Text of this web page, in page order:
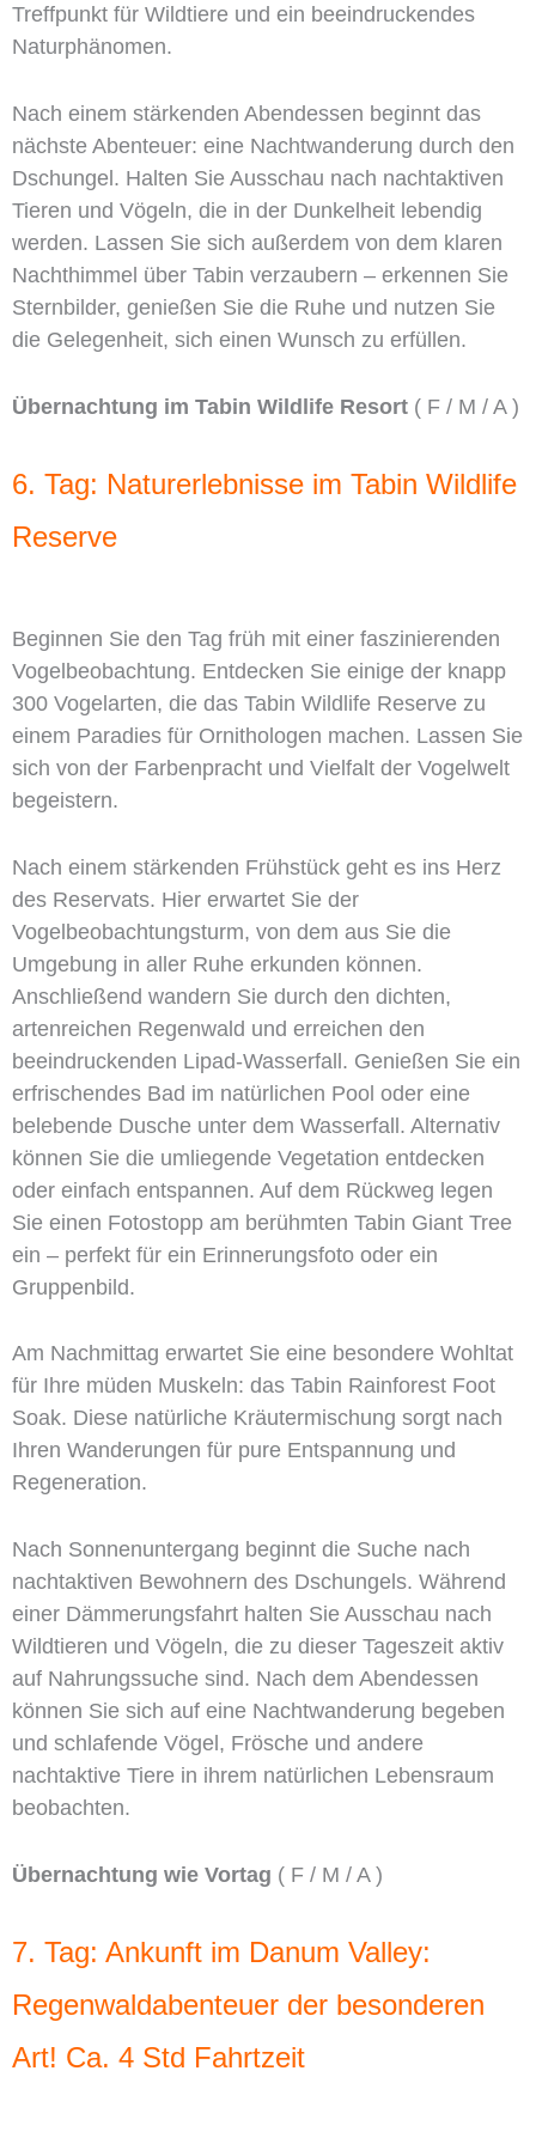
Treffpunkt für Wildtiere und ein beeindruckendes
Naturphänomen.
Nach einem stärkenden Abendessen beginnt das
nächste Abenteuer: eine Nachtwanderung durch den
Dschungel. Halten Sie Ausschau nach nachtaktiven
Tieren und Vögeln, die in der Dunkelheit lebendig
werden. Lassen Sie sich außerdem von dem klaren
Nachthimmel über Tabin verzaubern – erkennen Sie
Sternbilder, genießen Sie die Ruhe und nutzen Sie
die Gelegenheit, sich einen Wunsch zu erfüllen.
Übernachtung im Tabin Wildlife Resort ( F / M / A )
6. Tag: Naturerlebnisse im Tabin Wildlife
Reserve
Beginnen Sie den Tag früh mit einer faszinierenden
Vogelbeobachtung. Entdecken Sie einige der knapp
300 Vogelarten, die das Tabin Wildlife Reserve zu
einem Paradies für Ornithologen machen. Lassen Sie
sich von der Farbenpracht und Vielfalt der Vogelwelt
begeistern.
Nach einem stärkenden Frühstück geht es ins Herz
des Reservats. Hier erwartet Sie der
Vogelbeobachtungsturm, von dem aus Sie die
Umgebung in aller Ruhe erkunden können.
Anschließend wandern Sie durch den dichten,
artenreichen Regenwald und erreichen den
beeindruckenden Lipad-Wasserfall. Genießen Sie ein
erfrischendes Bad im natürlichen Pool oder eine
belebende Dusche unter dem Wasserfall. Alternativ
können Sie die umliegende Vegetation entdecken
oder einfach entspannen. Auf dem Rückweg legen
Sie einen Fotostopp am berühmten Tabin Giant Tree
ein – perfekt für ein Erinnerungsfoto oder ein
Gruppenbild.
Am Nachmittag erwartet Sie eine besondere Wohltat
für Ihre müden Muskeln: das Tabin Rainforest Foot
Soak. Diese natürliche Kräutermischung sorgt nach
Ihren Wanderungen für pure Entspannung und
Regeneration.
Nach Sonnenuntergang beginnt die Suche nach
nachtaktiven Bewohnern des Dschungels. Während
einer Dämmerungsfahrt halten Sie Ausschau nach
Wildtieren und Vögeln, die zu dieser Tageszeit aktiv
auf Nahrungssuche sind. Nach dem Abendessen
können Sie sich auf eine Nachtwanderung begeben
und schlafende Vögel, Frösche und andere
nachtaktive Tiere in ihrem natürlichen Lebensraum
beobachten.
Übernachtung wie Vortag ( F / M / A )
7. Tag: Ankunft im Danum Valley:
Regenwaldabenteuer der besonderen
Art! Ca. 4 Std Fahrtzeit